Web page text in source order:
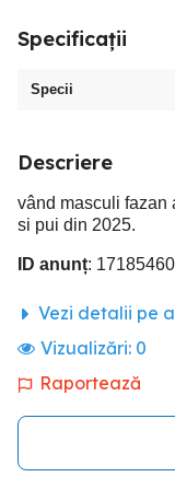
Specificații
Specii
Descriere
vând masculi fazan
si pui din 2025.
ID anunț:
Vezi detalii pe
Vizualizări: 0
Raportează